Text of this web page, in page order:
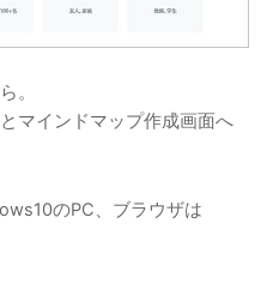
。
マインドマップ作成画面へ
のPC、ブラウザは